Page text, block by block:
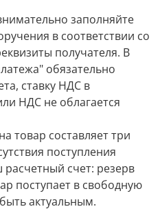
заполняйте
в соответствии со
получателя. В
обязательно
ставку НДС в
НДС не облагается
товар составляет три
поступления
счет: резерв
поступает в свободную
актуальным.